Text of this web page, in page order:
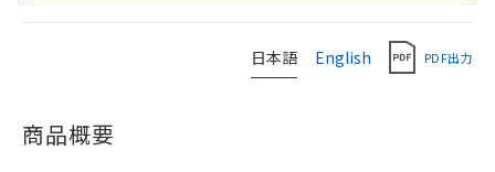
日本語 English PDF出力
商品概要